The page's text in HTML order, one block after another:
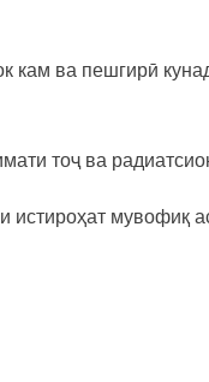
кам ва пешгирӣ
тоҷ ва
истироҳат мувофиқ